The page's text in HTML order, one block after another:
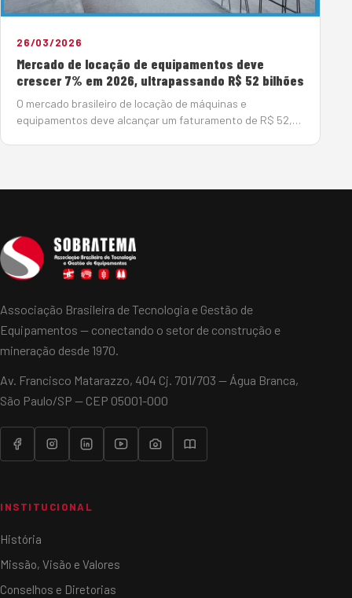
26/03/2026
Mercado de locação de equipamentos deve
crescer 7% em 2026, ultrapassando R$ 52 bilhões
O mercado brasileiro de locação de máquinas e
equipamentos deve alcançar um faturamento de R$ 52,9
Associação Brasileira de Tecnologia e Gestão de
Equipamentos — conectando o setor de construção e
mineração desde 1970.
Av. Francisco Matarazzo, 404 Cj. 701/703 — Água Branca,
São Paulo/SP — CEP 05001-000
INSTITUCIONAL
História
Missão, Visão e Valores
Conselhos e Diretorias